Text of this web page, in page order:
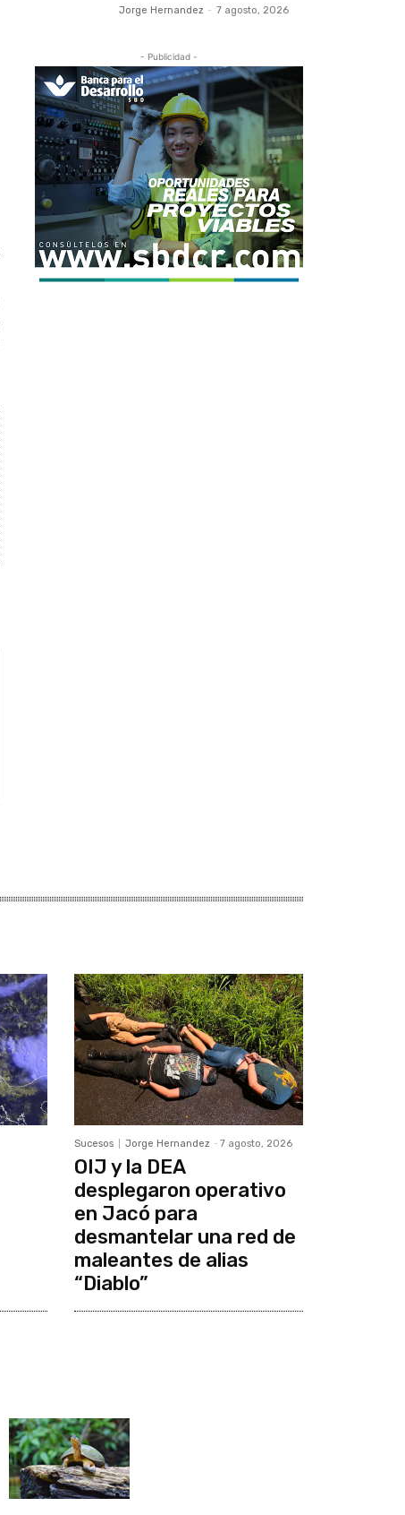
Jorge Hernandez - 7 agosto, 2026
- Publicidad -
Sucesos Jorge Hernandez - 7 agosto, 2026
OIJ y la DEA
desplegaron operativo
en Jacó para
desmantelar una red de
maleantes de alias
“Diablo”